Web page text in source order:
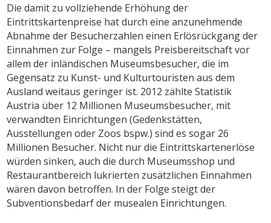
Die damit zu vollziehende Erhöhung der
Eintrittskartenpreise hat durch eine anzunehmende
Abnahme der Besucherzahlen einen Erlösrückgang der
Einnahmen zur Folge – mangels Preisbereitschaft vor
allem der inländischen Museumsbesucher, die im
Gegensatz zu Kunst- und Kulturtouristen aus dem
Ausland weitaus geringer ist. 2012 zählte Statistik
Austria über 12 Millionen Museumsbesucher, mit
verwandten Einrichtungen (Gedenkstätten,
Ausstellungen oder Zoos bspw.) sind es sogar 26
Millionen Besucher. Nicht nur die Eintrittskartenerlöse
würden sinken, auch die durch Museumsshop und
Restaurantbereich lukrierten zusätzlichen Einnahmen
wären davon betroffen. In der Folge steigt der
Subventionsbedarf der musealen Einrichtungen.